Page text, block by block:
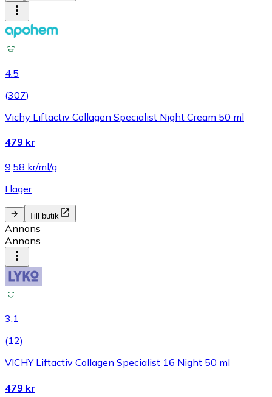
4.5
(307)
Vichy Liftactiv Collagen Specialist Night Cream 50 ml
479 kr
9,58 kr/ml/g
I lager
Till butik
Annons
Annons
3.1
(12)
VICHY Liftactiv Collagen Specialist 16 Night 50 ml
479 kr